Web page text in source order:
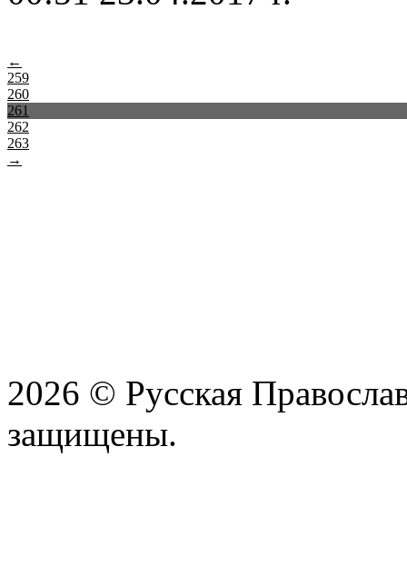
←
259
260
261
262
263
→
2026 © Русская
защищены.